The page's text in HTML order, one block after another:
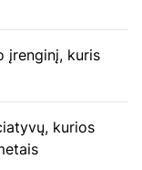
įrenginį, kuris
kurios